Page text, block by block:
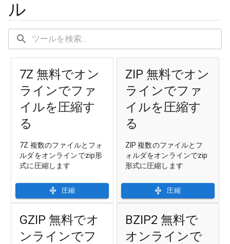
ル
7Z 無料でオン
ラインでファ
イルを圧縮す
る
7Z 複数のファイルとフォ
ルダをオンラインでzip形
式に圧縮します
圧縮
ZIP 無料でオン
ラインでファ
イルを圧縮す
る
ZIP 複数のファイルとフ
ォルダをオンラインでzip
形式に圧縮します
圧縮
GZIP 無料でオ
ンラインでフ
BZIP2 無料で
オンラインで